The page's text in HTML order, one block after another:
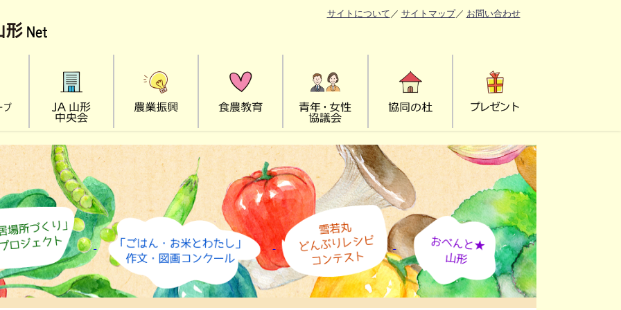
サイトについて ／ サイトマップ／ お問い合わせ